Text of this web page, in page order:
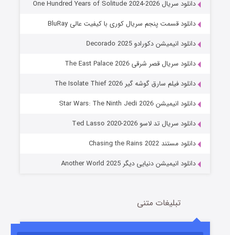
قسمت14 (زیرنویس) منتشر شد
دانلود سریال One Hundred Years of Solitude 2024-2026
دانلود قسمت پنجم سریال کوری با کیفیت عالی BluRay
دانلود انیمیشن دکورادو Decorado 2025
دانلود سریال قصر شرقی The East Palace 2026
دانلود فیلم سارق گوشه گیر The Isolate Thief 2026
دانلود انیمیشن Star Wars: The Ninth Jedi 2026
دانلود سریال تد لاسو Ted Lasso 2020-2026
دانلود مستند Chasing the Rains 2022
دانلود انیمیشن دنیایی دیگر Another World 2025
تبلیغات متنی